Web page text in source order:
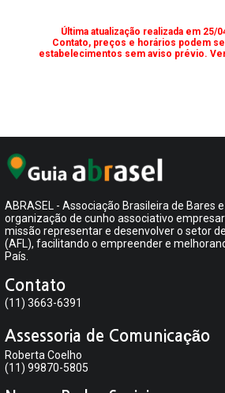
Última atualização realizada em 25/
Contato, preços e horários podem
estabelecimentos sem aviso prévio.
ABRASEL - Associação Brasileira de Bares
organização de cunho associativo
missão representar e desenvolver o setor
(AFL), facilitando o empreender e
País.
Contato
(11) 3663-6391
Assessoria de Comunicação
Roberta Coelho
(11) 99870-5805